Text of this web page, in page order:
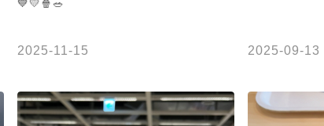
💙💛🍿🥗
2025-11-15 2025-09-13